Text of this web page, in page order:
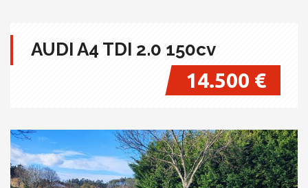
AUDI A4 TDI 2.0 150cv
14.500 €